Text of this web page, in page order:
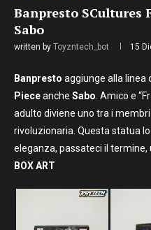
Banpresto SCultures
Sabo
written by Toyzntech_bot 15
Banpresto aggiunge alla linea
Pieceanche Sabo . Amico e
adulto diviene uno tra i
rivoluzionaria. Questa statua
eleganza, passateci il termine,
BOX ART